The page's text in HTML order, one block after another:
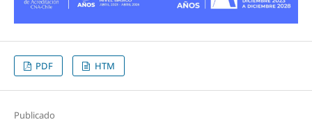
PDF HTM
Publicado